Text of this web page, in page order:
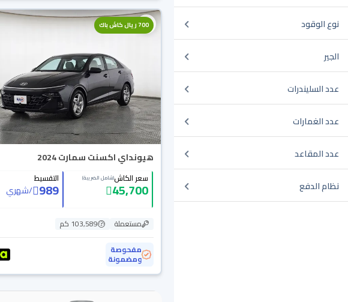
نوع الوقود
الجير
عدد السليندرات
عدد الغمارات
عدد المقاعد
نظام الدفع
700 ريال كاش باك
هيونداي اكسنت سمارت 2024
سعر الكاش(شامل الضريبة)
45,700
التقسيط
989
/شهري
مستعملة
103,589 كم
مفحوصة
ومضمونة